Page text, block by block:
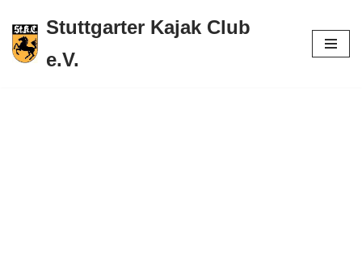
Zum
Inhalt
Stuttgarter Kajak Club
e.V.